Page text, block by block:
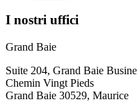
I nostri uffici
Grand Baie
Suite 204, Grand Baie
Chemin Vingt Pieds
Grand Baie 30529, Maurice